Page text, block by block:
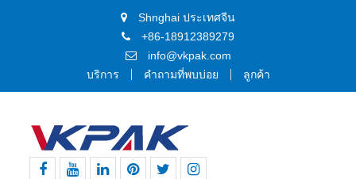
Shnghai ประเทศจีน
+86-18912389279
info@vkpak.com
บริการ
คำถามที่พบบ่อย ลูกค้า